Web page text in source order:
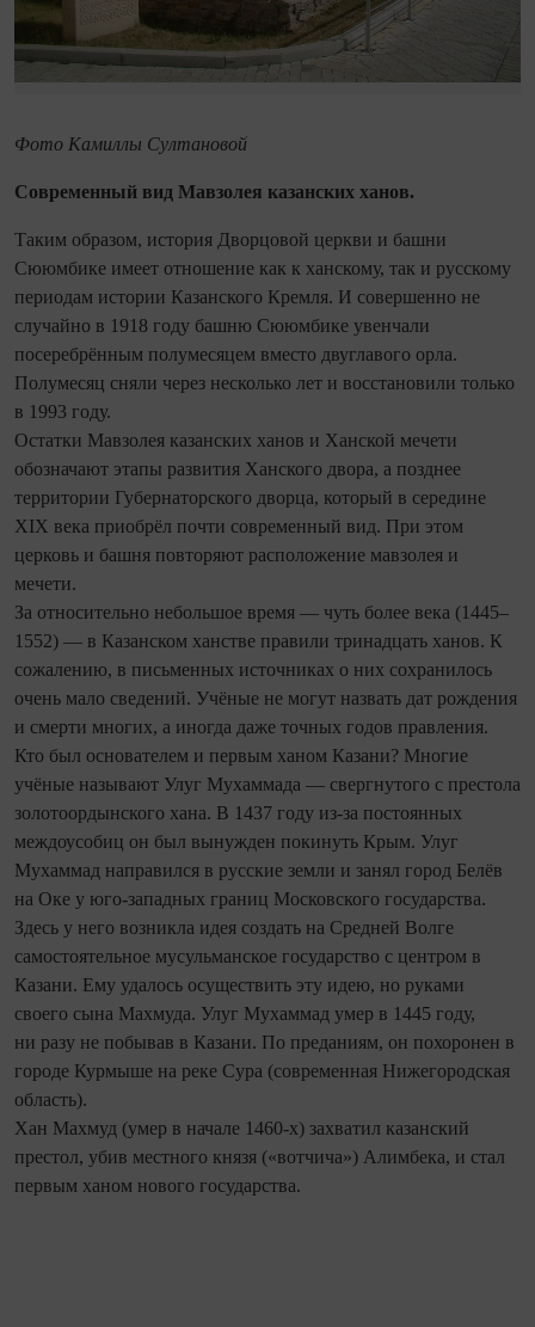
Фото Камиллы Султановой
Современный вид Мавзолея казанских ханов.
Таким образом, история Дворцовой церкви и башни
Сююмбике имеет отношение как к ханскому, так и русскому
периодам истории Казанского Кремля. И совершенно не
случайно в 1918 году башню Сююмбике увенчали
посеребрённым полумесяцем вместо двуглавого орла.
Полумесяц сняли через несколько лет и восстановили только
в 1993 году.
Остатки Мавзолея казанских ханов и Ханской мечети
обозначают этапы развития Ханского двора, а позднее
территории Губернаторского дворца, который в середине
XIX века приобрёл почти современный вид. При этом
церковь и башня повторяют расположение мавзолея и
мечети.
За относительно небольшое время — чуть более века (1445–
1552) — в Казанском ханстве правили тринадцать ханов. К
сожалению, в письменных источниках о них сохранилось
очень мало сведений. Учёные не могут назвать дат рождения
и смерти многих, а иногда даже точных годов правления.
Кто был основателем и первым ханом Казани? Многие
учёные называют Улуг Мухаммада — сверг­нутого с престола
золотоордынского хана. В 1437 году из-за постоянных
междоусобиц он был вынужден покинуть Крым. Улуг
Мухаммад направился в русские земли и занял город Белёв
на Оке у юго-западных границ Московского государства.
Здесь у него возникла идея создать на Средней Волге
самостоятельное мусульманское государство с центром в
Казани. Ему удалось осуществить эту идею, но руками
своего сына Махмуда. Улуг Мухаммад умер в 1445 году,
ни разу не побывав в Казани. По преданиям, он похоронен в
городе Курмыше на реке Сура (современная Нижегородская
область).
Хан Махмуд (умер в начале 1460-х) захватил казанский
престол, убив местного князя («вотчича») Алимбека, и стал
первым ханом нового государства.